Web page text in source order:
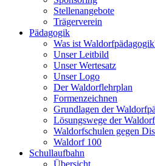
Stellenangebote
Trägerverein
Pädagogik
Was ist
Unser Leitbild
Unser Wertesatz
Unser Logo
Der Waldorflehrplan
Formenzeichnen
Grundlagen der
Lösungswege der
Waldorfschulen gegen
Waldorf 100
Schullaufbahn
Übersicht